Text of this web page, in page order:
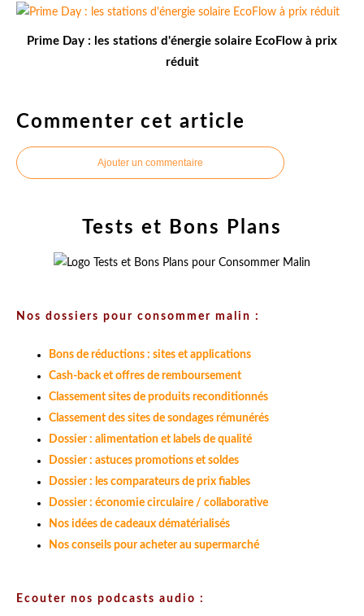
Prime Day : les stations d'énergie solaire EcoFlow à prix
réduit
Commenter cet article
Ajouter un commentaire
Tests et Bons Plans
Nos dossiers pour consommer malin :
Bons de réductions : sites et applications
Cash-back et offres de remboursement
Classement sites de produits reconditionnés
Classement des sites de sondages rémunérés
Dossier : alimentation et labels de qualité
Dossier : astuces promotions et soldes
Dossier : les comparateurs de prix fiables
Dossier : économie circulaire / collaborative
Nos idées de cadeaux dématérialisés
Nos conseils pour acheter au supermarché
Ecouter nos podcasts audio :